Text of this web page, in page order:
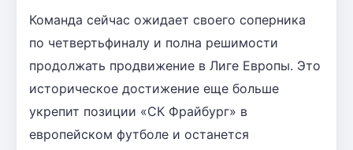
Команда сейчас ожидает своего соперника
по четвертьфиналу и полна решимости
продолжать продвижение в Лиге Европы. Это
историческое достижение еще больше
укрепит позиции «СК Фрайбург» в
европейском футболе и останется